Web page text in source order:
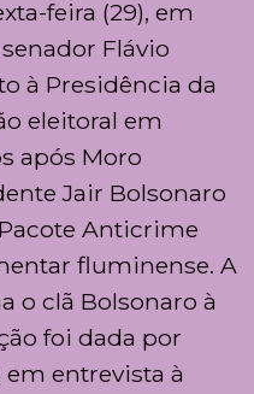
feira (29), em
Flávio
à Presidência da
eleitoral em
após Moro
Jair Bolsonaro
Anticrime
fluminense. A
o clã Bolsonaro à
foi dada por
entrevista à